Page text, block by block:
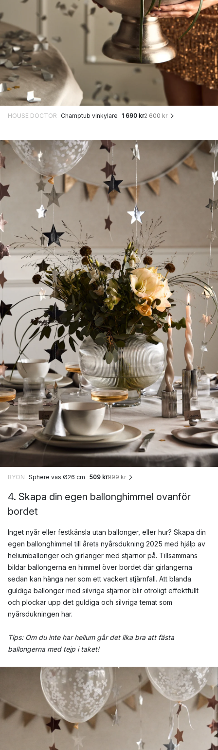
HOUSE DOCTOR Champtub vinkylare 1 690 kr2 600 kr
BYON Sphere vas Ø26 cm 509 kr999 kr
4. Skapa din egen ballonghimmel ovanför
bordet
Inget nyår eller festkänsla utan ballonger, eller hur? Skapa din
egen ballonghimmel till årets nyårsdukning 2025 med hjälp av
heliumballonger och girlanger med stjärnor på. Tillsammans
bildar ballongerna en himmel över bordet där girlangerna
sedan kan hänga ner som ett vackert stjärnfall. Att blanda
guldiga ballonger med silvriga stjärnor blir otroligt effektfullt
och plockar upp det guldiga och silvriga temat som
nyårsdukningen har.
Tips: Om du inte har helium går det lika bra att fästa
ballongerna med tejp i taket!